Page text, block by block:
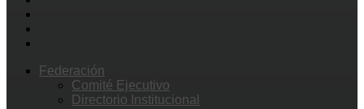
Federación
Comité Ejecutivo
Directorio Institucional